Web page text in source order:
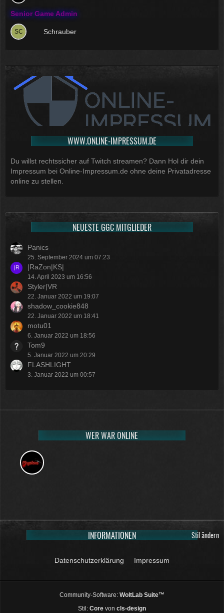
Senior Game Admin
Schrauber
WWW.ONLINE-IMPRESSUM.DE
Du willst rechtssicher auf Twitch streamen? Dann Hol dir dein
Impressum bei Online-Impressum.de ohne deine Privatadresse
online zu stellen.
NEUESTE GGC MITGLIEDER
Panics
25. September 2024 um 07:23
|RaZon|KS|
14. April 2023 um 16:56
Styler|VR
22. Januar 2022 um 19:07
shadow_cookie848
22. Januar 2022 um 18:41
motu01
6. Januar 2022 um 18:56
Tom9
5. Januar 2022 um 20:29
FLASHLIGHT
3. Januar 2022 um 00:57
WER WAR ONLINE
Stil ändern
INFORMATIONEN
Datenschutzerklärung Impressum
Community-Software: WoltLab Suite™
Stil: Core von cls-design